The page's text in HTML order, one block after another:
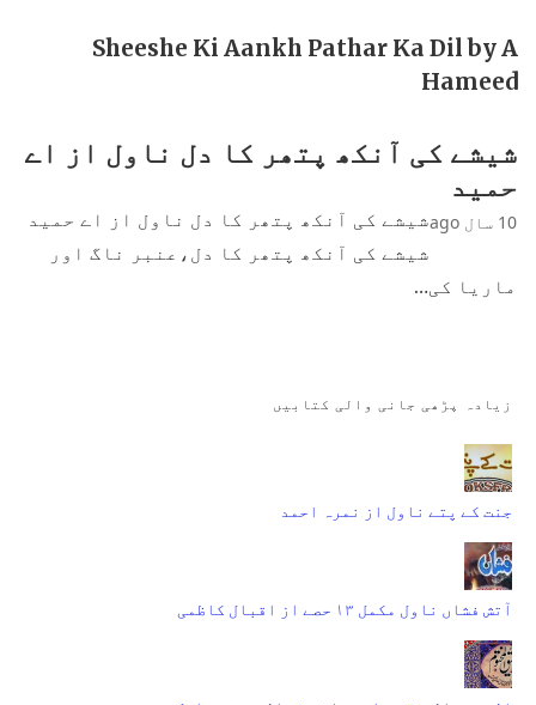
Sheeshe Ki Aankh Pathar Ka Dil by A
Hameed
شیشے کی آنکھ پتھر کا دل ناول از اے
حمید
10 سال ago
شیشے کی آنکھ پتھر کا دل ناول از اے حمید
شیشے کی آنکھ پتھر کا دل،عنبر ناگ اور
ماریا کی…
زیادہ پڑھی جانی والی کتابیں
جنت کے پتے ناول از نمرہ احمد
آتش فشاں ناول مکمل ۱۳ حصے از اقبال کاظمی